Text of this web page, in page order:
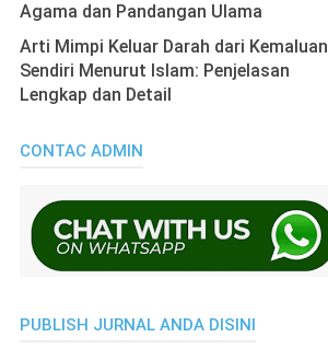
Agama dan Pandangan Ulama
Arti Mimpi Keluar Darah dari Kemaluan
Sendiri Menurut Islam: Penjelasan
Lengkap dan Detail
CONTAC ADMIN
PUBLISH JURNAL ANDA DISINI